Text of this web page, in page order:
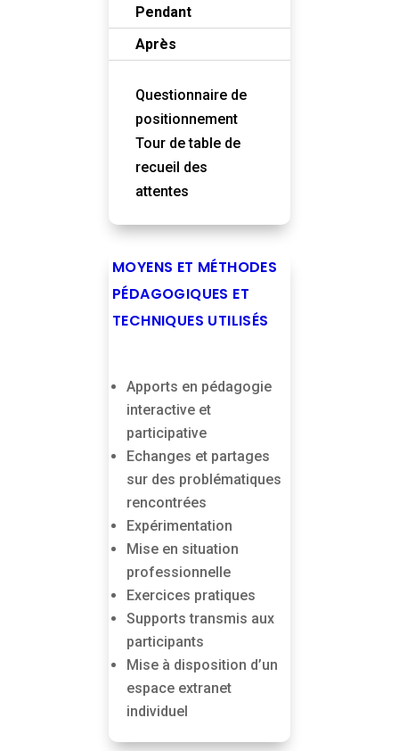
Pendant
Après
Questionnaire de
positionnement
Tour de table de
recueil des
attentes
MOYENS ET MÉTHODES
PÉDAGOGIQUES ET
TECHNIQUES UTILISÉS
Apports en pédagogie
interactive et
participative
Echanges et partages
sur des problématiques
rencontrées
Expérimentation
Mise en situation
professionnelle
Exercices pratiques
Supports transmis aux
participants
Mise à disposition d’un
espace extranet
individuel